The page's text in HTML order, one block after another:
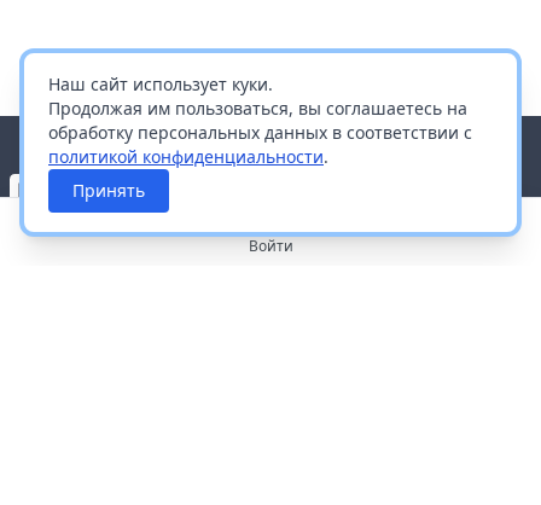
Наш сайт использует куки.
Продолжая им пользоваться, вы соглашаетесь на
обработку персональных данных в соответствии с
политикой конфиденциальности.
Принять
Войти